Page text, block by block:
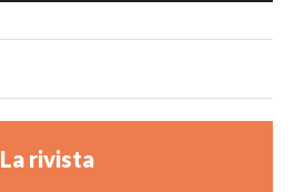
La rivista